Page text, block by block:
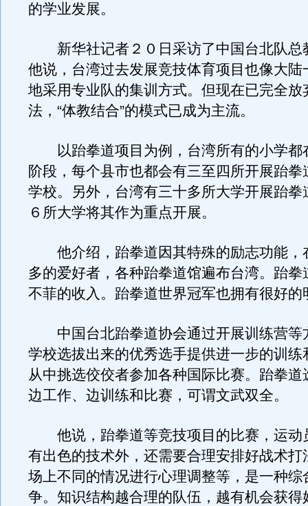
的学业发展。
新华社记者２０日采访了中国台北队总
他说，台湾过去发展竞技体育项目也像大陆
地采用专业队的集训方式。但现在已完全放
法，“体教结合”的模式已成为主流。
以跆拳道项目为例，台湾所有的小学都
阶段，每个县市也都会有三至四所开展跆拳
学校。另外，台湾有三十多所大学开展跆拳
６所大学将其作为重点开展。
他介绍，跆拳道因其特殊的励志功能，
多的爱好者，各种跆拳道馆遍布台湾。跆拳
不菲的收入。跆拳道世界冠军也拥有很好的
中国台北跆拳道协会通过开展训练营等
学校选拔出来的优秀选手提供进一步的训练
从中挑选佼佼者参加各种国际比赛。跆拳道
边工作、边训练和比赛，可谓文武双全。
他说，跆拳道等竞技项目的比赛，运动
有出色的技术外，还需要合理安排好战术打
场上不同的情况进行心理调整等，是一种综
争。知识结构越合理的队伍，越有机会获得